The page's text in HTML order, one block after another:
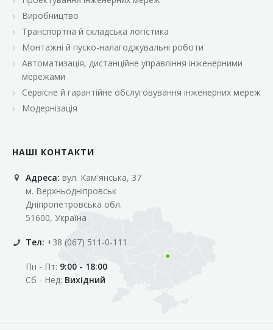
«Малинка»
«Марс»
«Оптовичок»
«Свіжачок»
«Сільпо»
«Фора»
«Фреш»
«Фуршет»
«Цент»
Виробництво
Транспортна й складська логістика
Монтажні й пуско-налагоджувальні роботи
Автоматизація, дистанційне управління інженерними
мережами
Сервісне й гарантійне обслуговування інженерних мереж
Модернізація
НАШІ КОНТАКТИ
Адреса: вул. Кам'янська, 37
м. Верхньодніпровськ
Дніпропетровська обл.
51600, Україна
Тел: +38 (067) 511-0-111
Пн - Пт: 9:00 - 18:00
Сб - Нед: Вихідний